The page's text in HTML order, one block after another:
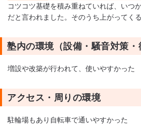
コツコツ基礎を積み重ねていれば、いつ
だと言われました。そのうち上がってくる
塾内の環境（設備・騒音対策・
増設や改築が行われて、使いやすかった
アクセス・周りの環境
駐輪場もあり自転車で通いやすかった